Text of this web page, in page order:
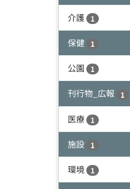
介護 1
保健 1
公園 1
刊行物_広報 1
医療 1
施設 1
環境 1